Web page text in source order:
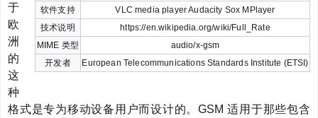
软件支持
VLC media player Audacity Sox MPlayer
技术说明
https://en.wikipedia.org/wiki/Full_Rate
MIME 类型
audio/x-gsm
开发者
European Telecommunications Standards Institute (ETSI)
于
欧
洲
的
这
种
格式是专为移动设备用户而设计的。GSM 适用于那些包含